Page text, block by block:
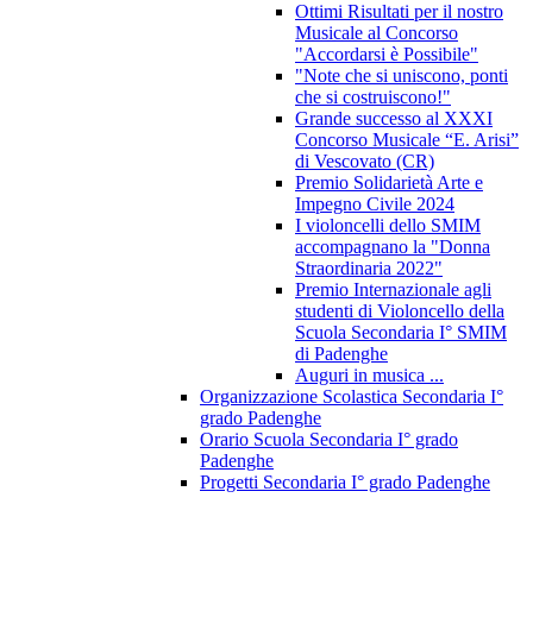
Ottimi Risultati per il nostro
Musicale al Concorso
"Accordarsi è Possibile"
"Note che si uniscono, ponti
che si costruiscono!"
Grande successo al XXXI
Concorso Musicale “E. Arisi”
di Vescovato (CR)
Premio Solidarietà Arte e
Impegno Civile 2024
I violoncelli dello SMIM
accompagnano la "Donna
Straordinaria 2022"
Premio Internazionale agli
studenti di Violoncello della
Scuola Secondaria I° SMIM
di Padenghe
Auguri in musica ...
Organizzazione Scolastica Secondaria I°
grado Padenghe
Orario Scuola Secondaria I° grado
Padenghe
Progetti Secondaria I° grado Padenghe